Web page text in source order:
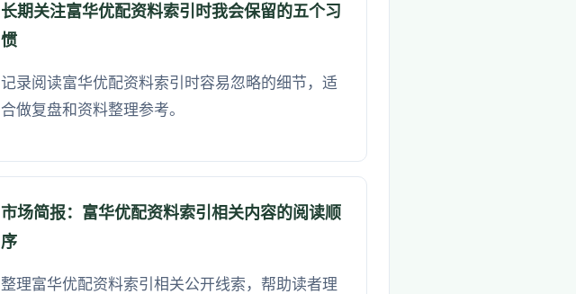
长期关注富华优配资料索引时我会保留的五个习
惯
记录阅读富华优配资料索引时容易忽略的细节，适
合做复盘和资料整理参考。
市场简报：富华优配资料索引相关内容的阅读顺
序
整理富华优配资料索引相关公开线索，帮助读者理